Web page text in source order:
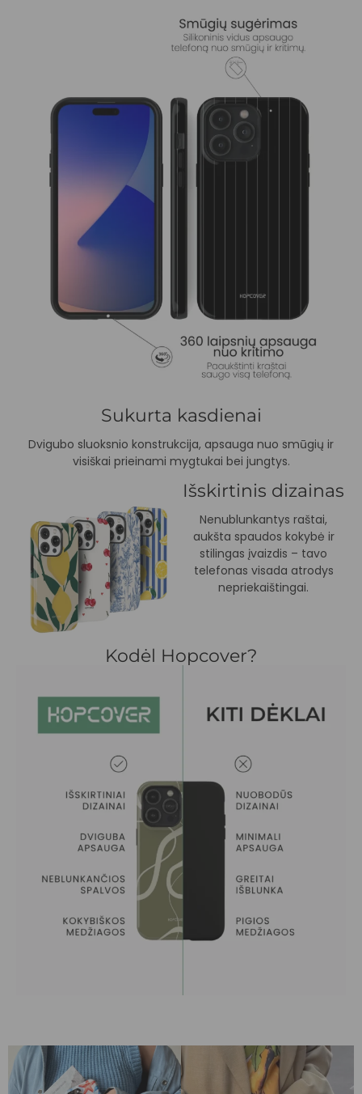
Sukurta kasdienai
Dvigubo sluoksnio konstrukcija, apsauga nuo smūgių ir
visiškai prieinami mygtukai bei jungtys.
Išskirtinis dizainas
Nenublunkantys raštai,
aukšta spaudos kokybė ir
stilingas įvaizdis – tavo
telefonas visada atrodys
nepriekaištingai.
Kodėl Hopcover?